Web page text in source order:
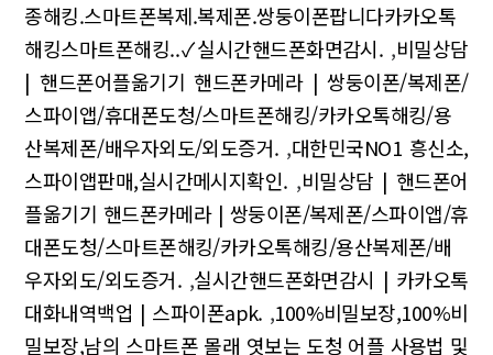
종해킹.스마트폰복제.복제폰.쌍둥이폰팝니다카카오톡
해킹스마트폰해킹..✓실시간핸드폰화면감시. ,비밀상담
| 핸드폰어플옮기기 핸드폰카메라 | 쌍둥이폰/복제폰/
스파이앱/휴대폰도청/스마트폰해킹/카카오톡해킹/용
산복제폰/배우자외도/외도증거. ,대한민국NO1 흥신소,
스파이앱판매,실시간메시지확인. ,비밀상담 | 핸드폰어
플옮기기 핸드폰카메라 | 쌍둥이폰/복제폰/스파이앱/휴
대폰도청/스마트폰해킹/카카오톡해킹/용산복제폰/배
우자외도/외도증거. ,실시간핸드폰화면감시 | 카카오톡
대화내역백업 | 스파이폰apk. ,100%비밀보장,100%비
밀보장,남의 스마트폰 몰래 엿보는 도청 어플 사용법 및